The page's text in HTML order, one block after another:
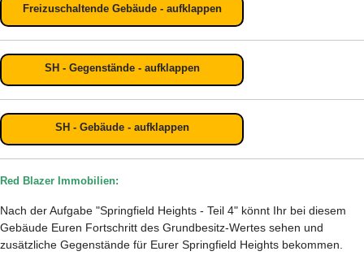
Freizuschaltende Gebäude - aufklappen
SH - Gegenstände - aufklappen
SH - Gebäude - aufklappen
Red Blazer Immobilien:
Nach der Aufgabe "Springfield Heights - Teil 4" könnt Ihr bei diesem
Gebäude Euren Fortschritt des Grundbesitz-Wertes sehen und
zusätzliche Gegenstände für Eurer Springfield Heights bekommen.